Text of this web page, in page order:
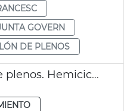
GOVERN
DE PLENOS
Restauración salón de plenos. Hemiciclo